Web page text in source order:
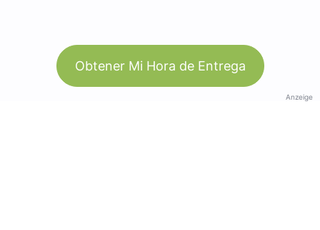
Obtener Mi Hora de Entrega
Anzeige